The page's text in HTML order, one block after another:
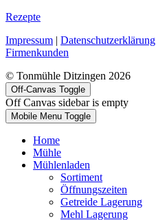
Rezepte
Impressum | Datenschutzerklärung
Firmenkunden
© Tonmühle Ditzingen 2026
Off-Canvas Toggle
Off Canvas sidebar is empty
Mobile Menu Toggle
Home
Mühle
Mühlenladen
Sortiment
Öffnungszeiten
Getreide Lagerung
Mehl Lagerung